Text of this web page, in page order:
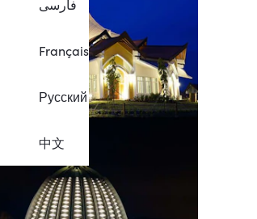
فارسی
Français
Русский
中文